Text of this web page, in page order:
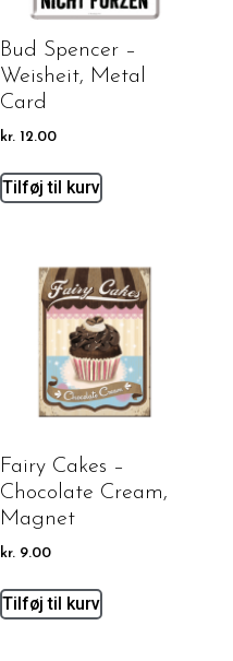
Bud Spencer –
Weisheit, Metal
Card
kr. 12.00
Tilføj til kurv
Fairy Cakes –
Chocolate Cream,
Magnet
kr. 9.00
Tilføj til kurv